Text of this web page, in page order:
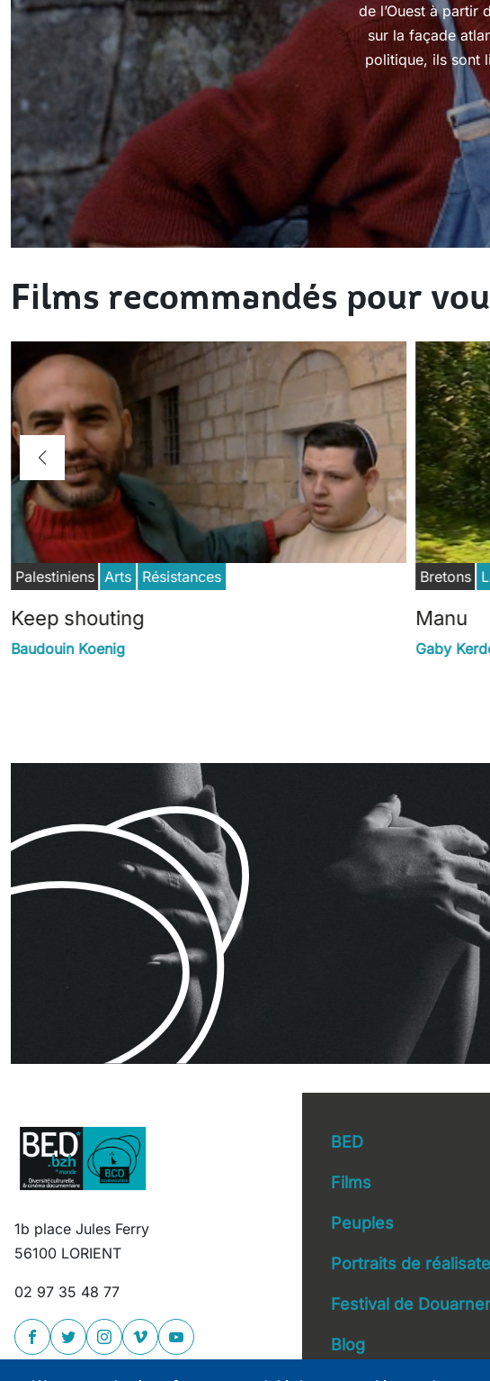
de l’Ouest à partir
sur la façade
politique, ils sont
Films recommandés pour
Palestiniens Arts Résistances
Keep shouting
Baudouin Koenig
Bretons
Manu
Gaby
1b place Jules Ferry
56100 LORIENT
02 97 35 48 77
Main
BED
Films
Peuples
Portraits de
Festival de
Blog